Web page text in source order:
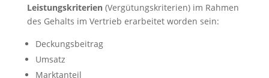
Leistungskriterien(Vergütungskriterien) im Rahmen
des Gehalts im Vertrieb erarbeitet worden sein:
Deckungsbeitrag
Umsatz
Marktanteil